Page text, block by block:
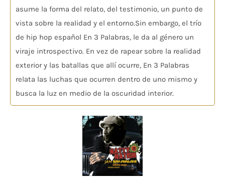
asume la forma del relato, del testimonio, un punto de
vista sobre la realidad y el entorno.Sin embargo, el trío
de hip hop español En 3 Palabras, le da al género un
viraje introspectivo. En vez de rapear sobre la realidad
exterior y las batallas que allí ocurre, En 3 Palabras
relata las luchas que ocurren dentro de uno mismo y
busca la luz en medio de la oscuridad interior.